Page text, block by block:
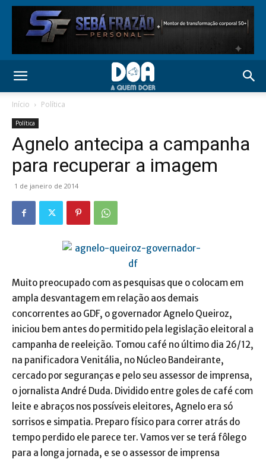
Início Política
Política
Agnelo antecipa a campanha
para recuperar a imagem
1 de janeiro de 2014
Muito preocupado com as pesquisas que o colocam em
ampla desvantagem em relação aos demais
concorrentes ao GDF, o governador Agnelo Queiroz,
iniciou bem antes do permitido pela legislação eleitoral a
campanha de reeleição. Tomou café no último dia 26/12,
na panificadora Venitália, no Núcleo Bandeirante,
cercado por seguranças e pelo seu assessor de imprensa,
o jornalista André Duda. Dividido entre goles de café com
leite e abraços nos possíveis eleitores, Agnelo era só
sorrisos e simpatia. Preparo físico para correr atrás do
tempo perdido ele parece ter. Vamos ver se terá fôlego
para a longa jornada, e se o assessor de imprensa